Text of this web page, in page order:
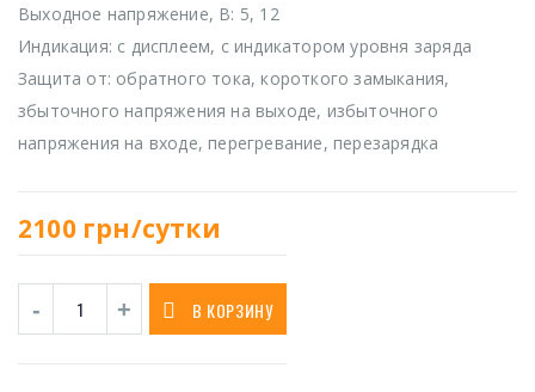
Выходное напряжение, В: 5, 12
Индикация: с дисплеем, с индикатором уровня заряда
Защита от: обратного тока, короткого замыкания,
збыточного напряжения на выходе, избыточного
напряжения на входе, перегревание, перезарядка
2100 грн/сутки
В КОРЗИНУ